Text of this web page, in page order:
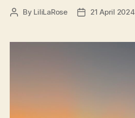
Post
By LiliLaRose
Post21 April 2024